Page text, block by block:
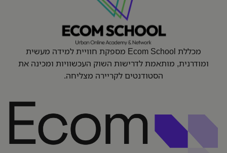
מכללת Ecom School מספקת חוויית למידה מעשית
ומודרנית, מותאמת לדרישות השוק העכשוויות ומכינה את
הסטודנטים לקריירה מצליחה.